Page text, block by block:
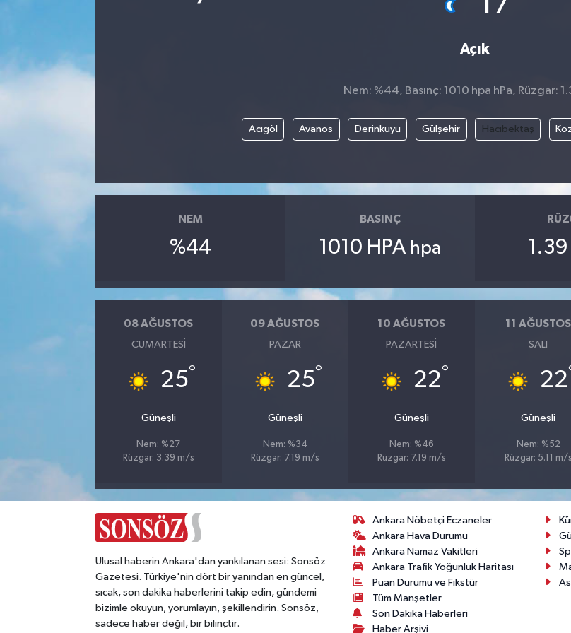
Açık
Nem: %44, Basınç: 1010 hpa hPa, Rüzgar:
Acıgöl Avanos Derinkuyu Gülşehir Hacıbektaş
NEM
%44
BASINÇ
1010 HPA hpa
08 AĞUSTOS
CUMARTESI
25°
Güneşli
Nem: %27
Rüzgar: 3.39 m/s
09 AĞUSTOS
PAZAR
25°
Güneşli
Nem: %34
Rüzgar: 7.19 m/s
10 AĞUSTOS
PAZARTESI
22°
Güneşli
Nem: %46
Rüzgar: 7.19 m/s
11 AĞUSTOS
SALI
22
Güneşli
Nem: %52
Rüzgar: 5.11 m/s
Ulusal haberin Ankara'dan yankılanan sesi: Sonsöz
Gazetesi. Türkiye'nin dört bir yanından en güncel,
sıcak, son dakika haberlerini takip edin, gündemi
bizimle okuyun, yorumlayın, şekillendirin. Sonsöz,
sadece haber değil, bir bilinçtir.
Ankara Nöbetçi Eczaneler
Ankara Hava Durumu
Ankara Namaz Vakitleri
Ankara Trafik Yoğunluk Haritası
Puan Durumu ve Fikstür
Tüm Manşetler
Son Dakika Haberleri
Haber Arşivi
Eleman
Sokak Hayvanlarını Sahiplendirme
Sonsöz Özel